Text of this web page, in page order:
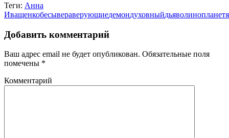
Теги: Анна
Иващенкобесывераверующиедемондуховныйдьявол
Добавить комментарий
Ваш адрес email не будет опубликован. Обязательные поля
помечены *
Комментарий